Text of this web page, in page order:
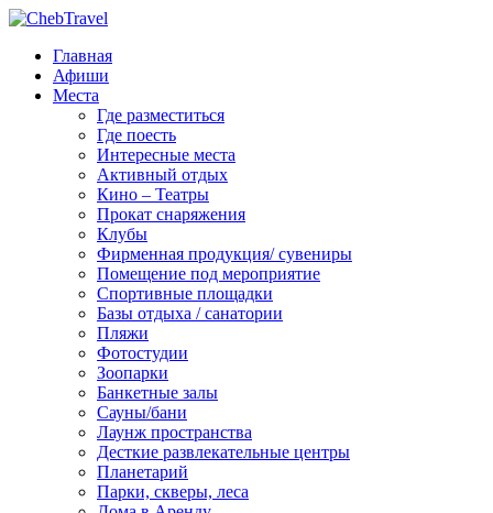
Главная
Афиши
Места
Где разместиться
Где поесть
Интересные места
Активный отдых
Кино – Театры
Прокат снаряжения
Клубы
Фирменная продукция/ сувениры
Помещение под мероприятие
Спортивные площадки
Базы отдыха / санатории
Пляжи
Фотостудии
Зоопарки
Банкетные залы
Сауны/бани
Лаунж пространства
Десткие развлекательные центры
Планетарий
Парки, скверы, леса